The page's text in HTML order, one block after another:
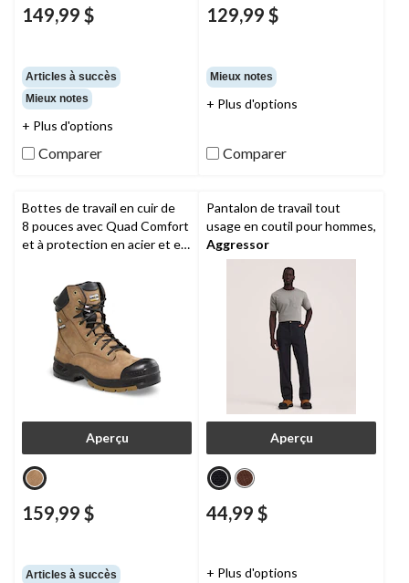
149,99 $
Articles à succès
Mieux notes
+ Plus d'options
Comparer
129,99 $
Mieux notes
+ Plus d'options
Comparer
Bottes de travail en cuir de
8 pouces avec Quad Comfort
et à protection en acier et en
Dakota Workpro Series
Aperçu
159,99 $
Articles à succès
Pantalon de travail tout
usage en coutil pour hommes,
Aggressor
Aperçu
44,99 $
+ Plus d'options